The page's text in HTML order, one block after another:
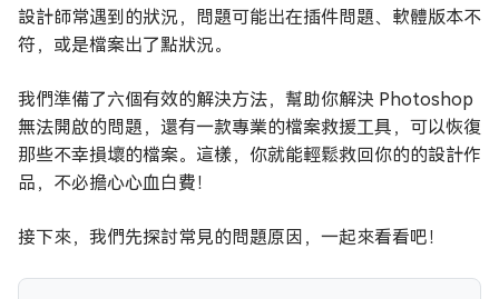
設計師常遇到的狀況，問題可能出在插件問題、軟體版本不
符，或是檔案出了點狀況。
我們準備了六個有效的解決方法，幫助你解決 Photoshop
無法開啟的問題，還有一款專業的檔案救援工具，可以恢復
那些不幸損壞的檔案。這樣，你就能輕鬆救回你的的設計作
品，不必擔心心血白費！
接下來，我們先探討常見的問題原因，一起來看看吧！